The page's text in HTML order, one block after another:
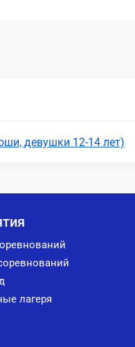
девушки 12-14 лет)
лагеря